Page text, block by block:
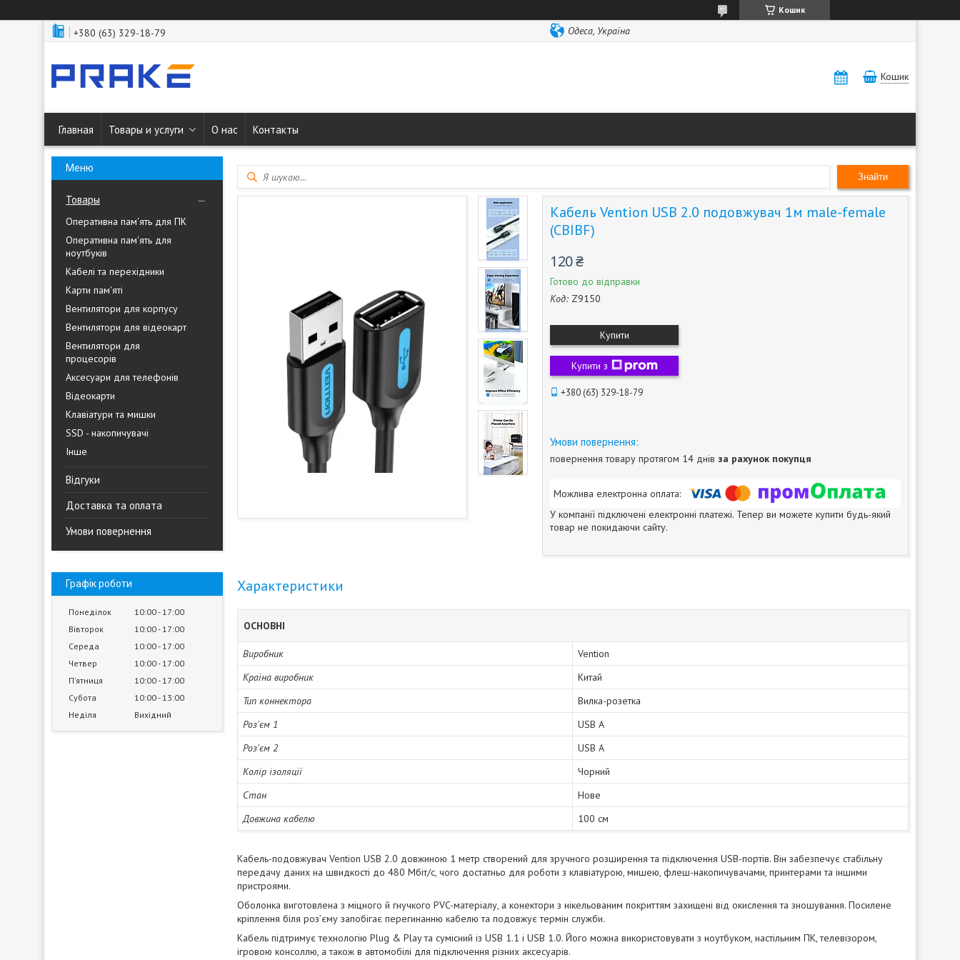
Кошик
+380 (63) 329-18-79 Одеса, Україна
Кошик
Главная Товары и услуги О нас Контакты
Товары
Оперативна пам'ять для ПК
Оперативна пам'ять для
ноутбуків
Кабелі та перехідники
Карти пам'яті
Вентилятори для корпусу
Вентилятори для відеокарт
Вентилятори для
процесорів
Аксесуари для телефонів
Відеокарти
Клавіатури та мишки
SSD - накопичувачі
Інше
Відгуки
Доставка та оплата
Умови повернення
Графік роботи
Понеділок 10:00 17:00
Вівторок
10:00 17:00
Середа
10:00 17:00
Четвер
10:00 17:00
Пʼятниця
10:00 17:00
Субота
10:00 13:00
Неділя
Вихідний
Знайти
Кабель Vention USB 2.0 подовжувач 1м male-female
(CBIBF)
120 ₴
Готово до відправки
Код: Z9150
Купити
Купити з
+380 (63) 329-18-79
повернення товару протягом 14 днів за рахунок покупця
У компанії підключені електронні платежі. Тепер ви можете купити будь-який
товар не покидаючи сайту.
Характеристики
ОСНОВНІ
Виробник
Vention
Країна виробник
Китай
Тип коннектора
Вилка-розетка
Роз'єм 1
USB A
Роз'єм 2
USB A
Колір ізоляції
Чорний
Стан
Нове
Довжина кабелю
100 см
Кабель-подовжувач Vention USB 2.0 довжиною 1 метр створений для зручного розширення та підключення USB-портів. Він забезпечує стабільну
передачу даних на швидкості до 480 Мбіт/с, чого достатньо для роботи з клавіатурою, мишею, флеш-накопичувачами, принтерами та іншими
пристроями.
Оболонка виготовлена з міцного й гнучкого PVC-матеріалу, а конектори з нікельованим покриттям захищені від окислення та зношування. Посилене
кріплення біля роз’єму запобігає перегинанню кабелю та подовжує термін служби.
Кабель підтримує технологію Plug & Play та сумісний із USB 1.1 і USB 1.0. Його можна використовувати з ноутбуком, настільним ПК, телевізором,
ігровою консоллю, а також в автомобілі для підключення різних аксесуарів.